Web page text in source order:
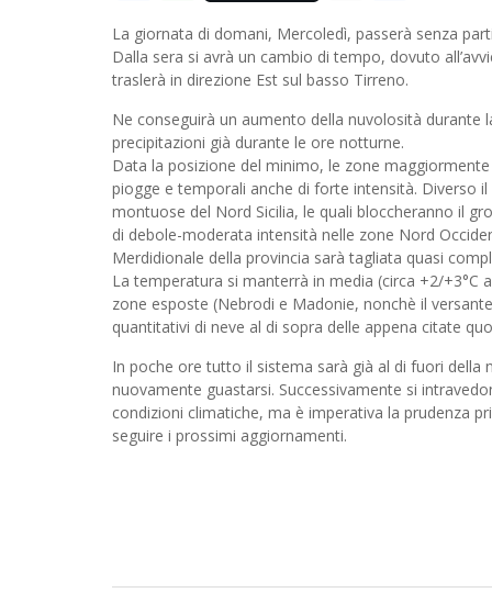
La giornata di domani, Mercoledì, passerà senza
Dalla sera si avrà un cambio di tempo, dovuto
traslerà in direzione Est sul basso Tirreno.
Ne conseguirà un aumento della nuvolosità
precipitazioni già durante le ore notturne.
Data la posizione del minimo, le zone
piogge e temporali anche di forte intensità. Diverso
montuose del Nord Sicilia, le quali bloccheranno il
di debole-moderata intensità nelle zone Nord
Merdidionale della provincia sarà tagliata quasi
La temperatura si manterrà in media (circa +2/+3°C
zone esposte (Nebrodi e Madonie, nonchè il
quantitativi di neve al di sopra delle appena citate
In poche ore tutto il sistema sarà già al di fuori
nuovamente guastarsi. Successivamente si
condizioni climatiche, ma è imperativa la prudenza
seguire i prossimi aggiornamenti.